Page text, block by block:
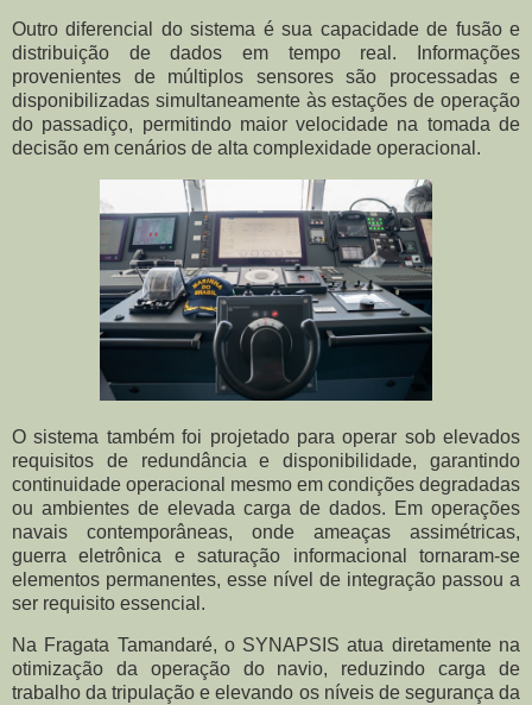
Outro diferencial do sistema é sua capacidade de fusão e
distribuição de dados em tempo real. Informações
provenientes de múltiplos sensores são processadas e
disponibilizadas simultaneamente às estações de operação
do passadiço, permitindo maior velocidade na tomada de
decisão em cenários de alta complexidade operacional.
O sistema também foi projetado para operar sob elevados
requisitos de redundância e disponibilidade, garantindo
continuidade operacional mesmo em condições degradadas
ou ambientes de elevada carga de dados. Em operações
navais contemporâneas, onde ameaças assimétricas,
guerra eletrônica e saturação informacional tornaram-se
elementos permanentes, esse nível de integração passou a
ser requisito essencial.
Na Fragata Tamandaré, o SYNAPSIS atua diretamente na
otimização da operação do navio, reduzindo carga de
trabalho da tripulação e elevando os níveis de segurança da